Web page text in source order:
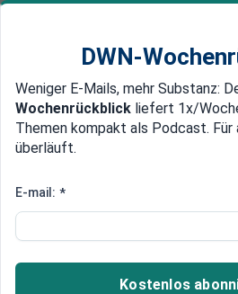
Newsticker MEIN DWN:
Edelmetalle DWN-
1,3 Prozent teurer
Krisen in China und
Goldpreis steigt
Der Goldpreis ist am Montag
DWN-
Weniger E-Mails, mehr Substanz:
Wochenrückblick liefert 1x/
Themen kompakt als Podcast.
überläuft.
E-mail: *
Kostenlos